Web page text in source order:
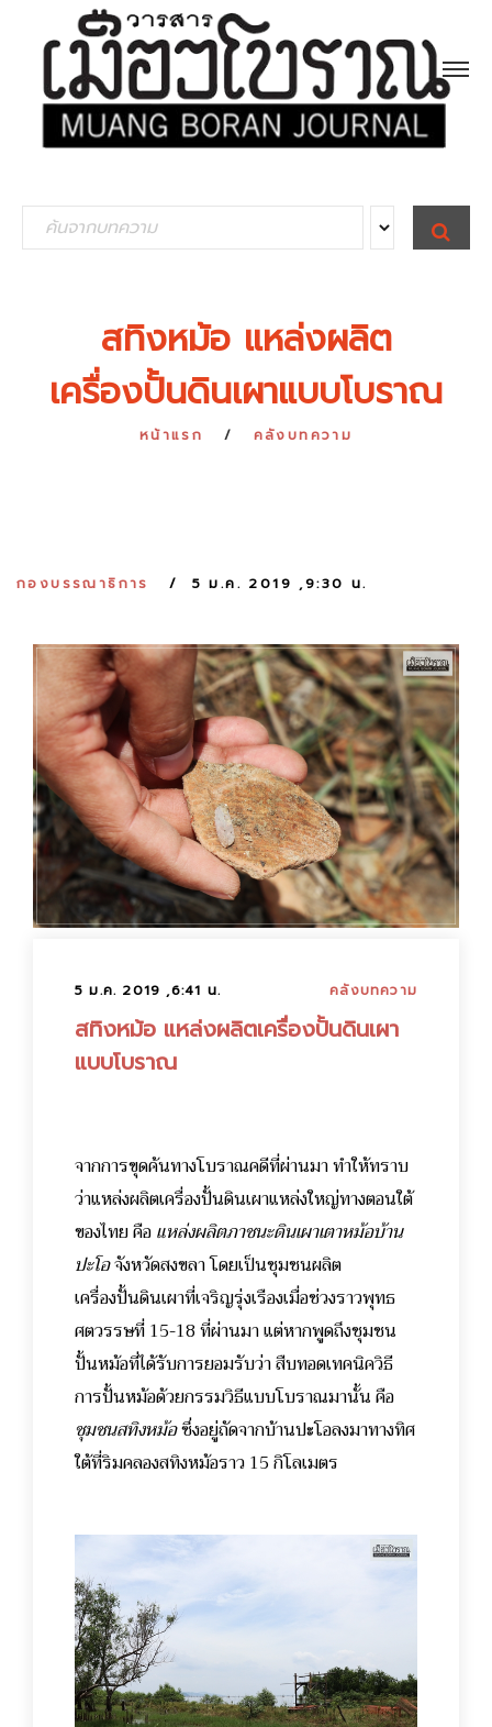
e
S
E
A
สทิงหม้อ แหล่งผลิต
เครื่องปั้นดินเผาแบบโบราณ
หน้าแรก คลังบทความ
กองบรรณาธิการ 5 ม.ค. 2019 ,9:30 น.
5 ม.ค. 2019 ,6:41 น. คลังบทความ
สทิงหม้อ แหล่งผลิตเครื่องปั้นดินเผา
แบบโบราณ
จากการขุดค้นทางโบราณคดีที่ผ่านมา ทำให้ทราบ
ว่าแหล่งผลิตเครื่องปั้นดินเผาแหล่งใหญ่ทางตอนใต้
ของไทย คือแหล่งผลิตภาชนะดินเผาเตาหม้อบ้าน
ปะโอจังหวัดสงขลา โดยเป็นชุมชนผลิต
เครื่องปั้นดินเผาที่เจริญรุ่งเรืองเมื่อช่วงราวพุทธ
ศตวรรษที่ 15-18 ที่ผ่านมา แต่หากพูดถึงชุมชน
ปั้นหม้อที่ได้รับการยอมรับว่า สืบทอดเทคนิควิธี
การปั้นหม้อด้วยกรรมวิธีแบบโบราณมานั้น คือ
ชุมชนสทิงหม้อซึ่งอยู่ถัดจากบ้านปะโอลงมาทางทิศ
ใต้ที่ริมคลองสทิงหม้อราว 15 กิโลเมตร